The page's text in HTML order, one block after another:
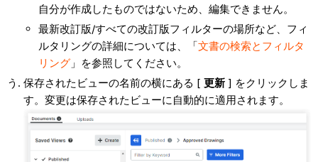
自分が作成したものではないため、編集できません。
最新改訂版/すべての改訂版フィルターの場所など、フィ
ルタリングの詳細については、「文書の検索とフィルタ
リング」を参照してください。
保存されたビューの名前の横にある [ 更新 ] をクリックしま
す。変更は保存されたビューに自動的に適用されます。